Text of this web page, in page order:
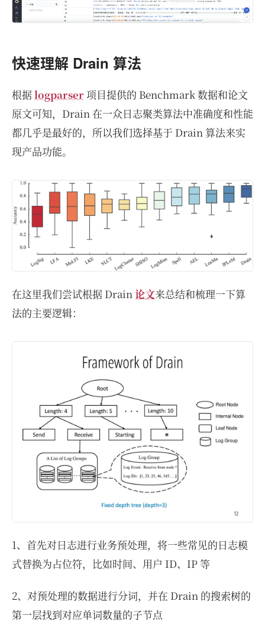
快速理解 Drain 算法
根据 logparser 项目提供的 Benchmark 数据和论文
原文可知，Drain 在一众日志聚类算法中准确度和性能
都几乎是最好的，所以我们选择基于 Drain 算法来实
现产品功能。
在这里我们尝试根据 Drain 论文来总结和梳理一下算
法的主要逻辑：
1、首先对日志进行业务预处理，将一些常见的日志模
式替换为占位符，比如时间、用户 ID、IP 等
2、对预处理的数据进行分词，并在 Drain 的搜索树的
第一层找到对应单词数量的子节点